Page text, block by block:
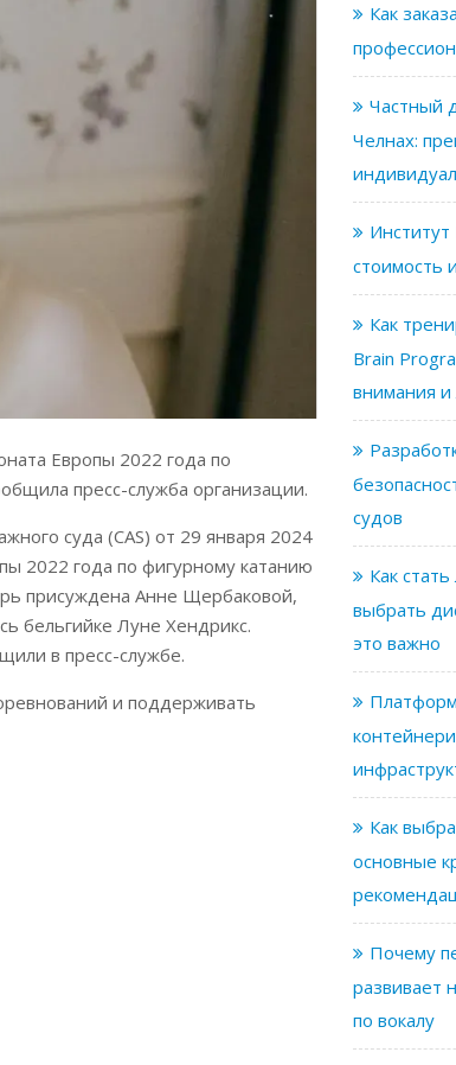
Европы 2022 года по
пресс-служба организации.
суда (CAS) от 29 января 2024
2022 года по фигурному катанию
присуждена Анне Щербаковой,
бельгийке Луне Хендрикс.
в пресс-службе.
и поддерживать
Как
Частный
Челнах:
стоимость
Как
Brain
внимания и
судов
Как
выбрать
это важно
Как
основные
Почему
развивает
по вокалу